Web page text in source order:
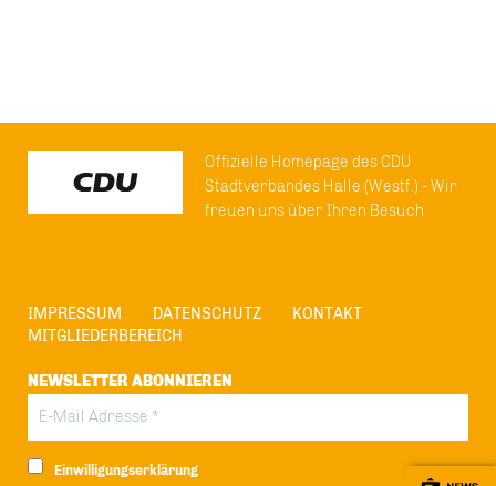
Offizielle Homepage des CDU
Stadtverbandes Halle (Westf.) - Wir
freuen uns über Ihren Besuch
IMPRESSUM DATENSCHUTZ
KONTAKT
MITGLIEDERBEREICH
NEWSLETTER ABONNIEREN
Einwilligungserklärung